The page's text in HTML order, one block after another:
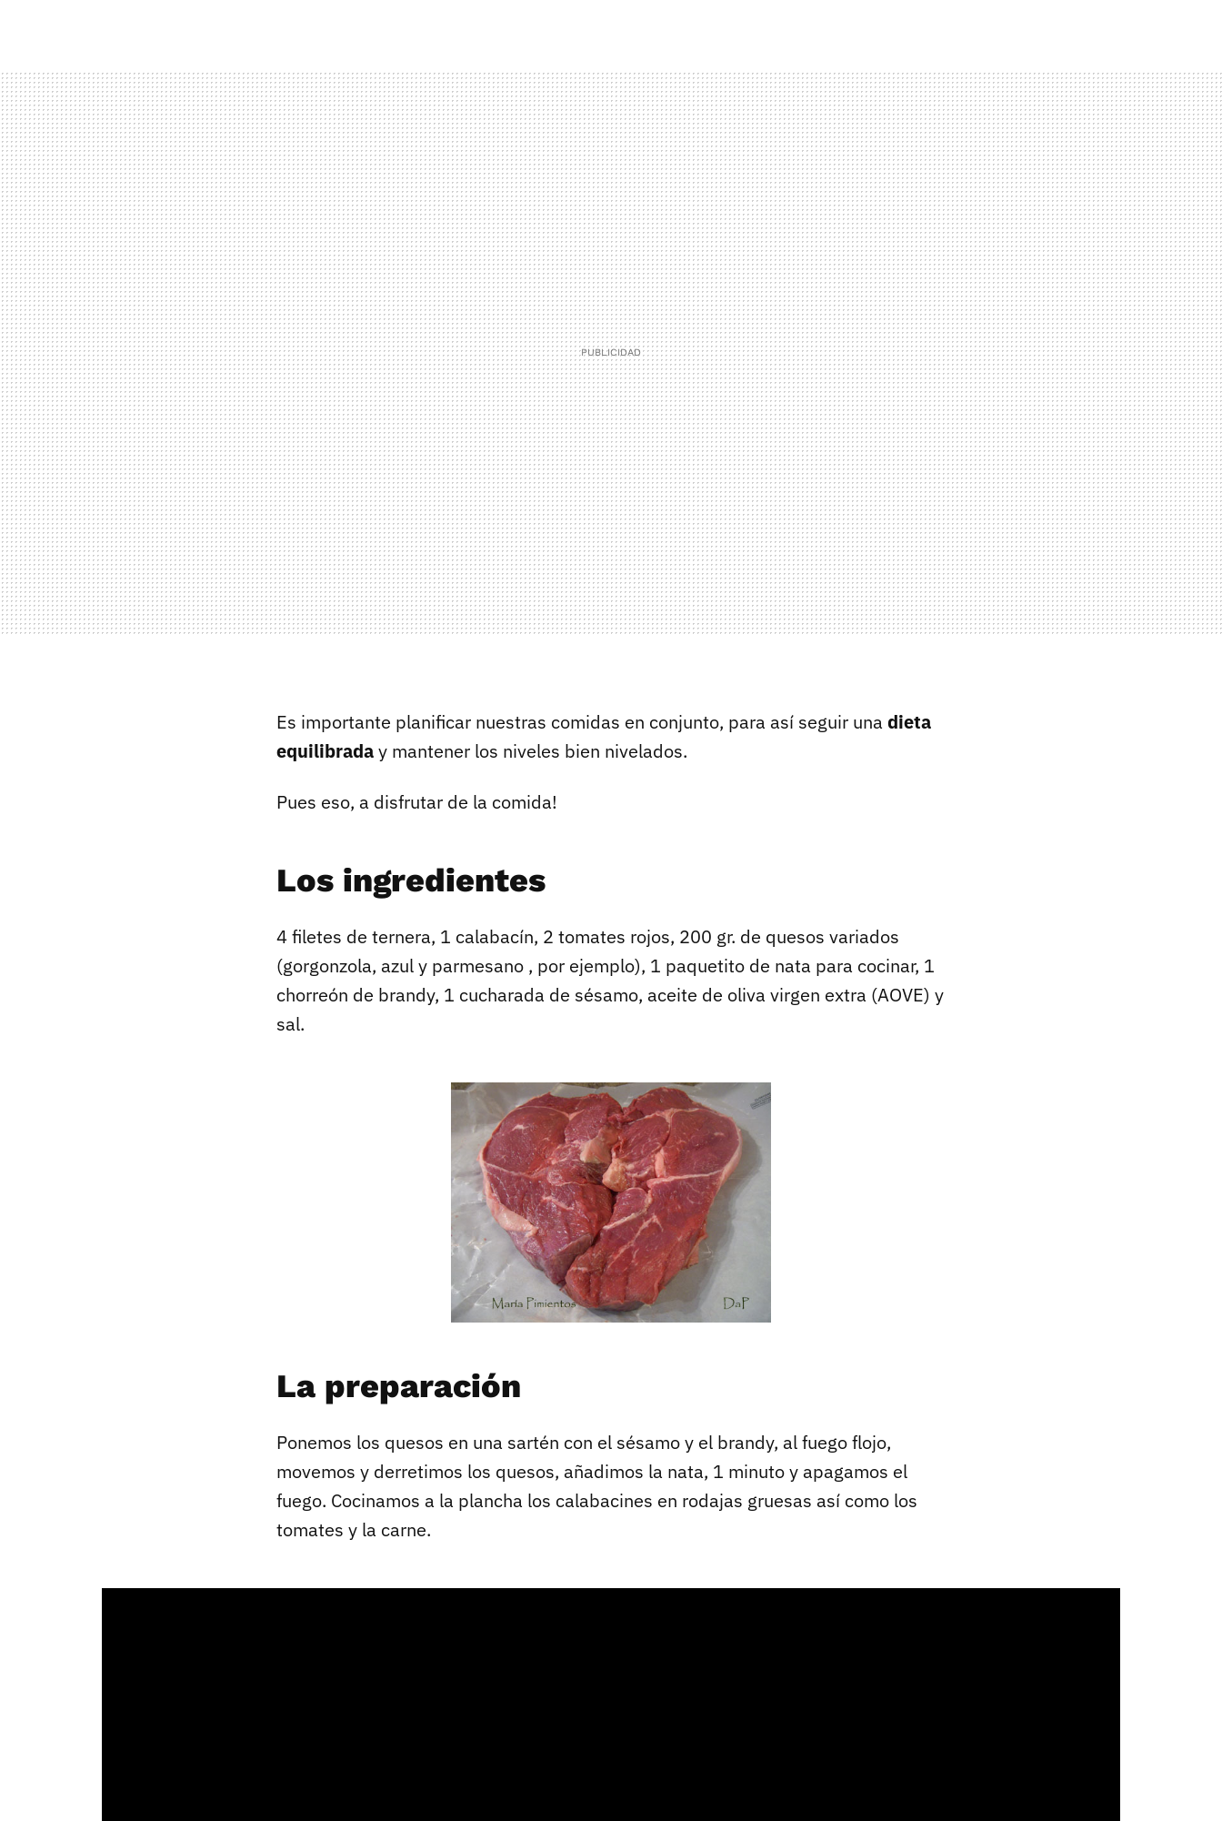
Es importante planificar nuestras comidas en conjunto, para así seguir una dieta
equilibraday mantener los niveles bien nivelados.
Pues eso, a disfrutar de la comida!
Los ingredientes
4 filetes de ternera, 1 calabacín, 2 tomates rojos, 200 gr. de quesos variados
(gorgonzola, azul y parmesano , por ejemplo), 1 paquetito de nata para cocinar, 1
chorreón de brandy, 1 cucharada de sésamo, aceite de oliva virgen extra (AOVE) y
sal.
La preparación
Ponemos los quesos en una sartén con el sésamo y el brandy, al fuego flojo,
movemos y derretimos los quesos, añadimos la nata, 1 minuto y apagamos el
fuego. Cocinamos a la plancha los calabacines en rodajas gruesas así como los
tomates y la carne.